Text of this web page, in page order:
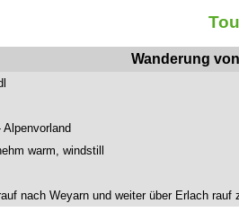
Wanderung
Alpenvorland
warm, windstill
nach Weyarn und weiter über Erlach